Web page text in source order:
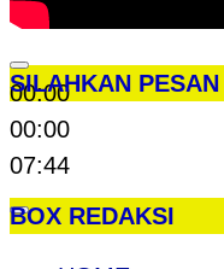
00:00
00:00
07:44
SILAHKAN
BOX REDAKSI